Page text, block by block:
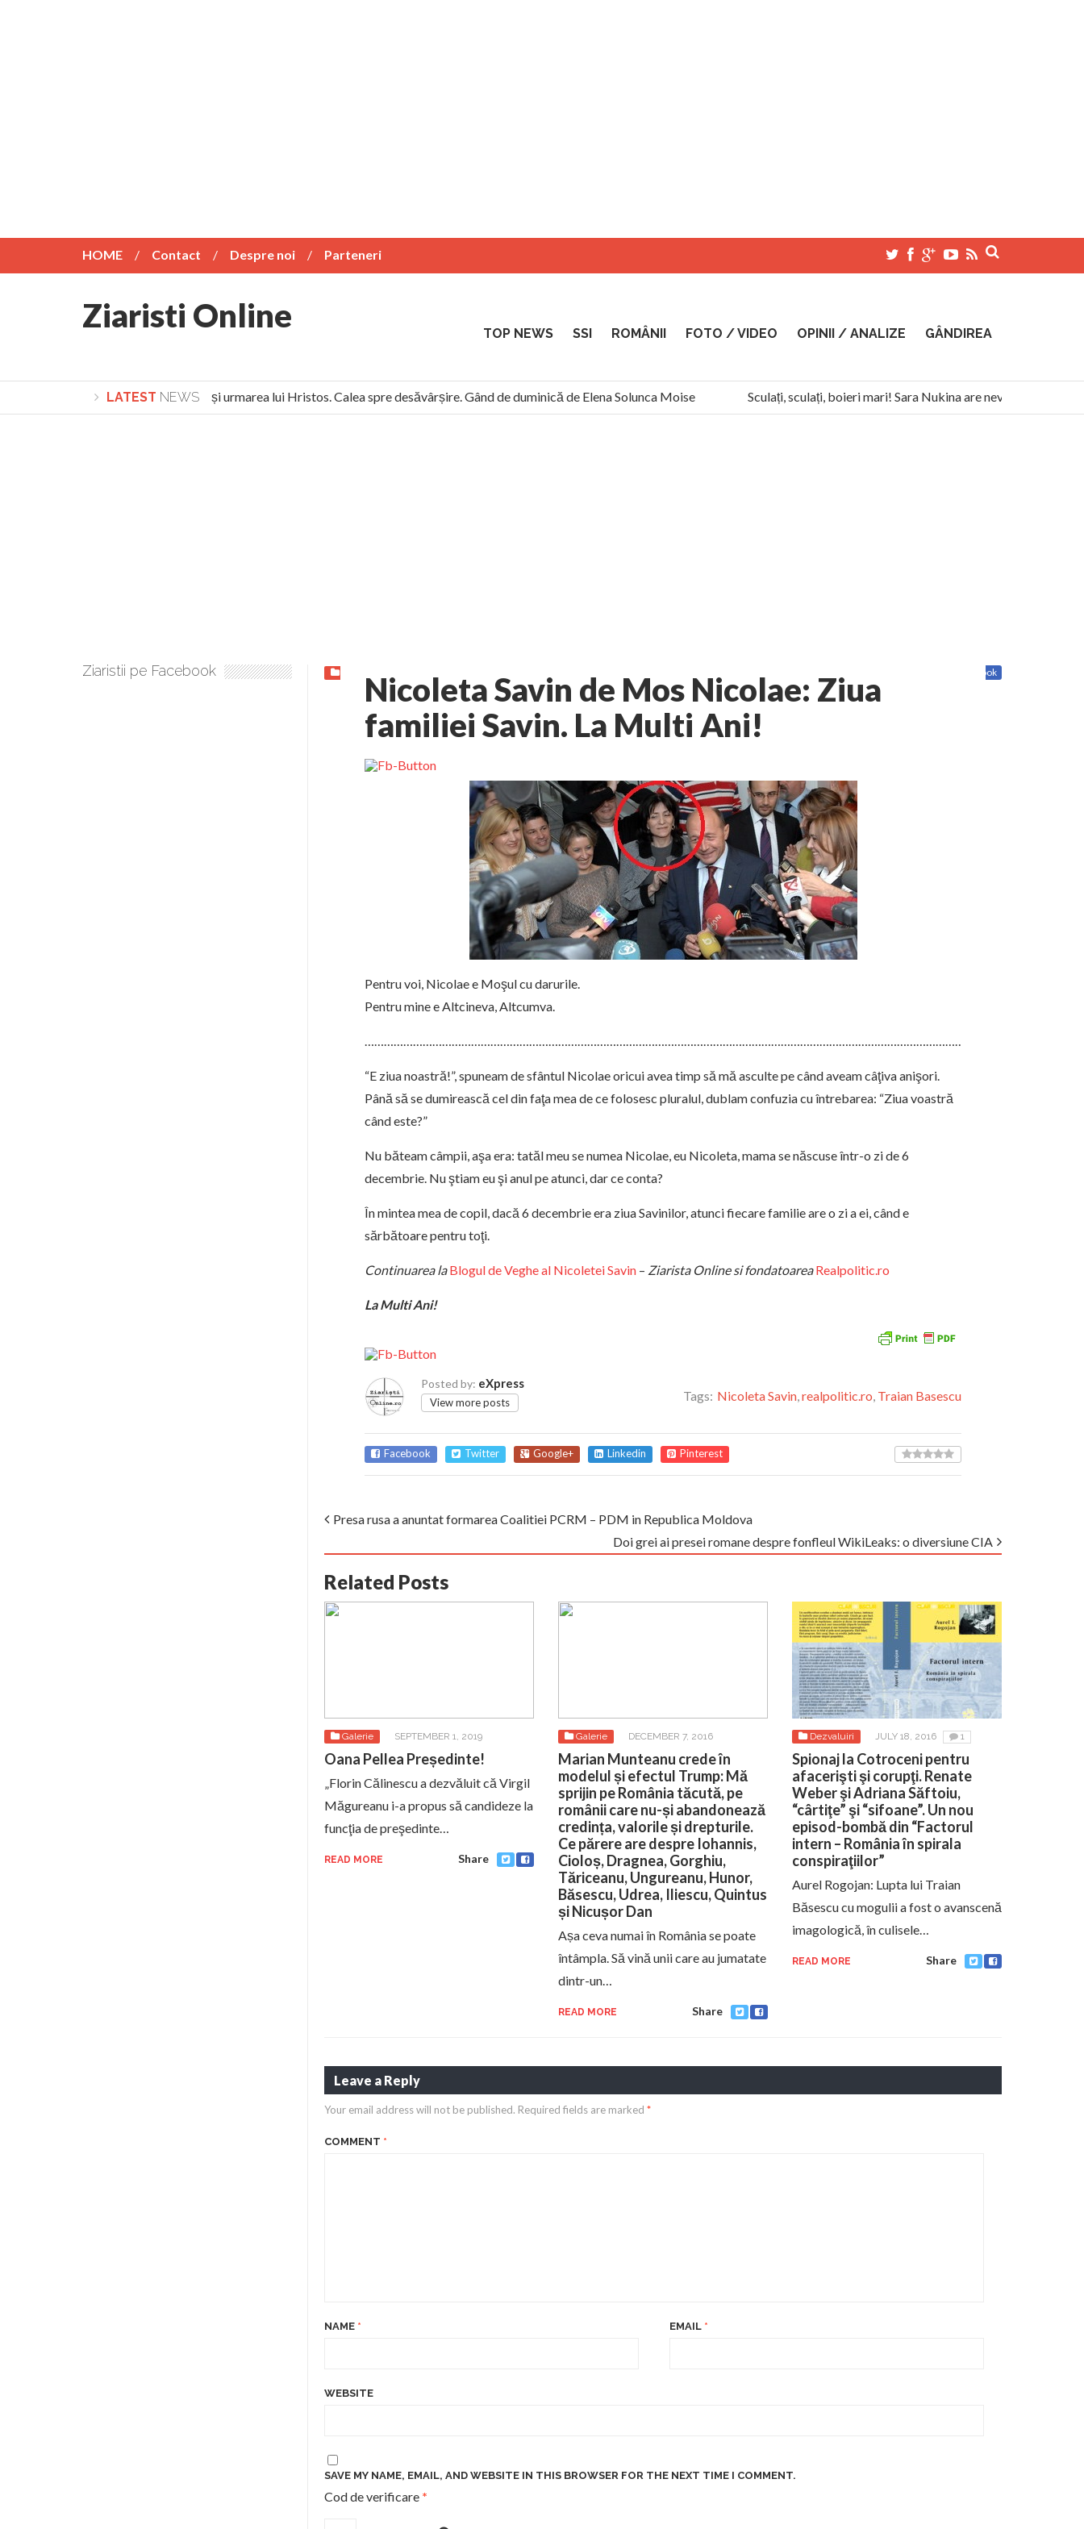
HOME Contact Despre noi Parteneri
Ziaristi Online TOP NEWS SSI ROMÂNII FOTO / VIDEO OPINII / ANALIZE GÂNDIREA
LATEST NEWS
Lepădarea de sine și urmarea lui Hristos. Calea spre desăvârșire. Gând de duminică de Elena Solunca Moise
Sculați, sculați, boieri mari! Sara Nukina are nevoie de ajutorul
Turnătorul DIE Lucian Boia înjură din nou poporul român: “românii sunt slavi, nu latini”. Fostul agent ceaușist de la Humanitas militează pentru federalizarea României
Facebook
Nicoleta Savin de Mos Nicolae: Ziua
familiei Savin. La Multi Ani!
Pentru voi, Nicolae e Moşul cu darurile.
Pentru mine e Altcineva, Altcumva.
…………………………………………………………………………………………………………………………………………………………………………
“E ziua noastră!”, spuneam de sfântul Nicolae oricui avea timp să mă asculte pe când aveam câţiva anişori.
Până să se dumirească cel din faţa mea de ce folosesc pluralul, dublam confuzia cu întrebarea: “Ziua voastră
când este?”
Nu băteam câmpii, aşa era: tatăl meu se numea Nicolae, eu Nicoleta, mama se născuse într-o zi de 6
decembrie. Nu ştiam eu şi anul pe atunci, dar ce conta?
În mintea mea de copil, dacă 6 decembrie era ziua Savinilor, atunci fiecare familie are o zi a ei, când e
sărbătoare pentru toţi.
Continuarea la Blogul de Veghe al Nicoletei Savin – Ziarista Online si fondatoareaRealpolitic.ro
La Multi Ani!
Posted by: eXpress
View more posts Tags: Nicoleta Savin,realpolitic.ro, Traian Basescu
Facebook Twitter Google+ Linkedin Pinterest
Presa rusa a anuntat formarea Coalitiei PCRM – PDM in Republica Moldova
Doi grei ai presei romane despre fonfleul WikiLeaks: o diversiune CIA
Related Posts
Galerie SEPTEMBER 1, 2019
Oana Pellea Președinte!
„Florin Călinescu a dezvăluit că Virgil
Măgureanu i-a propus să candideze la
funcţia de preşedinte…
READ MORE Share
Galerie DECEMBER 7, 2016
Marian Munteanu crede în
modelul și efectul Trump: Mă
sprijin pe România tăcută, pe
românii care nu-și abandonează
credința, valorile și drepturile.
Ce părere are despre Iohannis,
Cioloș, Dragnea, Gorghiu,
Tăriceanu, Ungureanu, Hunor,
Băsescu, Udrea, Iliescu, Quintus
și Nicușor Dan
Așa ceva numai în România se poate
întâmpla. Să vină unii care au jumatate
dintr-un…
READ MORE Share
Dezvaluiri JULY 18, 2016 1
Spionaj la Cotroceni pentru
afacerişti şi corupţi. Renate
Weber şi Adriana Săftoiu,
“cârtiţe” şi “sifoane”. Un nou
episod-bombă din “Factorul
intern – România în spirala
conspiraţiilor”
Aurel Rogojan: Lupta lui Traian
Băsescu cu mogulii a fost o avanscenă
imagologică, în culisele…
READ MORE Share
Leave a Reply
Your email address will not be published. Required fields are marked *
COMMENT *
NAME * EMAIL *
WEBSITE
SAVE MY NAME, EMAIL, AND WEBSITE IN THIS BROWSER FOR THE NEXT TIME I COMMENT.
Cod de verificare *
Ziaristii pe Facebook